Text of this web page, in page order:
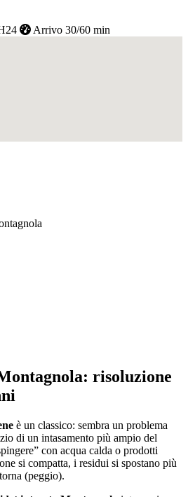
Arrivo 30/60 min
risoluzione
è un classico: sembra un problema
di un intasamento più ampio del
con acqua calda o prodotti
si compatta, i residui si spostano più
(peggio).